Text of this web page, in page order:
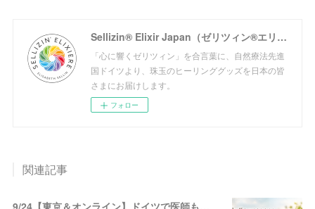
Sellizin® Elixir Japan（ゼリツィン®エリクサージャパン公式サイト）
「心に響くゼリツィン」を合言葉に、自然療法先進
国ドイツより、珠玉のヒーリンググッズを日本の皆
さまにお届けします。
フォロー
関連記事